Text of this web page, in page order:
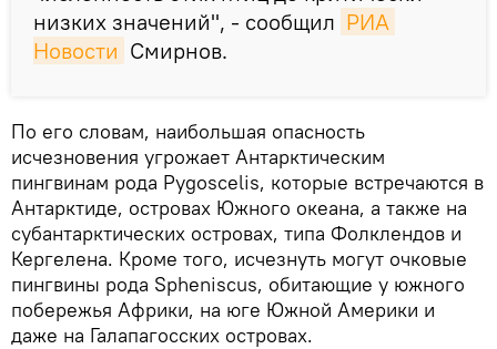
низких значений", - сообщил РИА
Новости Смирнов.
По его словам, наибольшая опасность
исчезновения угрожает Антарктическим
пингвинам рода Pygoscelis, которые встречаются в
Антарктиде, островах Южного океана, а также на
субантарктических островах, типа Фолклендов и
Кергелена. Кроме того, исчезнуть могут очковые
пингвины рода Spheniscus, обитающие у южного
побережья Африки, на юге Южной Америки и
даже на Галапагосских островах.